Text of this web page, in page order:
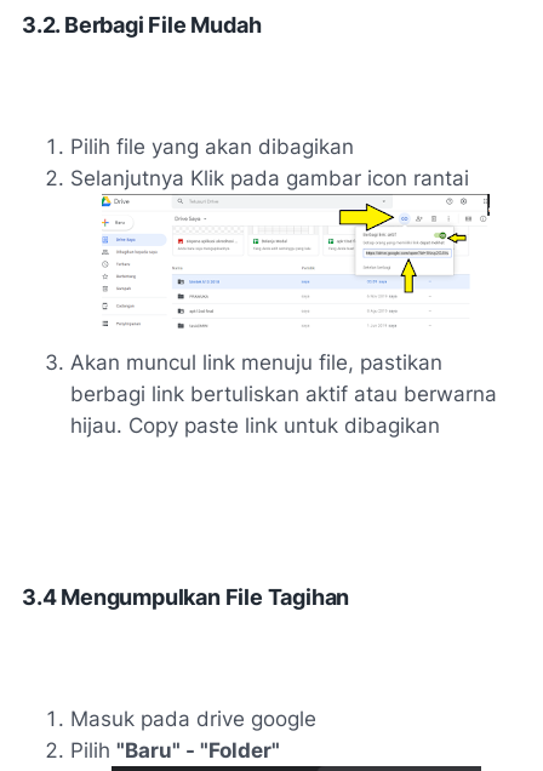
3.2. Berbagi File Mudah
Pilih file yang akan dibagikan
Selanjutnya Klik pada gambar icon rantai
Akan muncul link menuju file, pastikan
berbagi link bertuliskan aktif atau berwarna
hijau. Copy paste link untuk dibagikan
3.4 Mengumpulkan File Tagihan
Masuk pada drive google
Pilih "Baru" - "Folder"